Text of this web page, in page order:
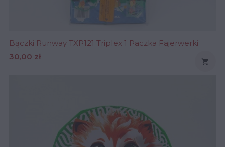
Bączki Runway TXP121 Triplex 1 Paczka Fajerwerki
Cena
30,00 zł
